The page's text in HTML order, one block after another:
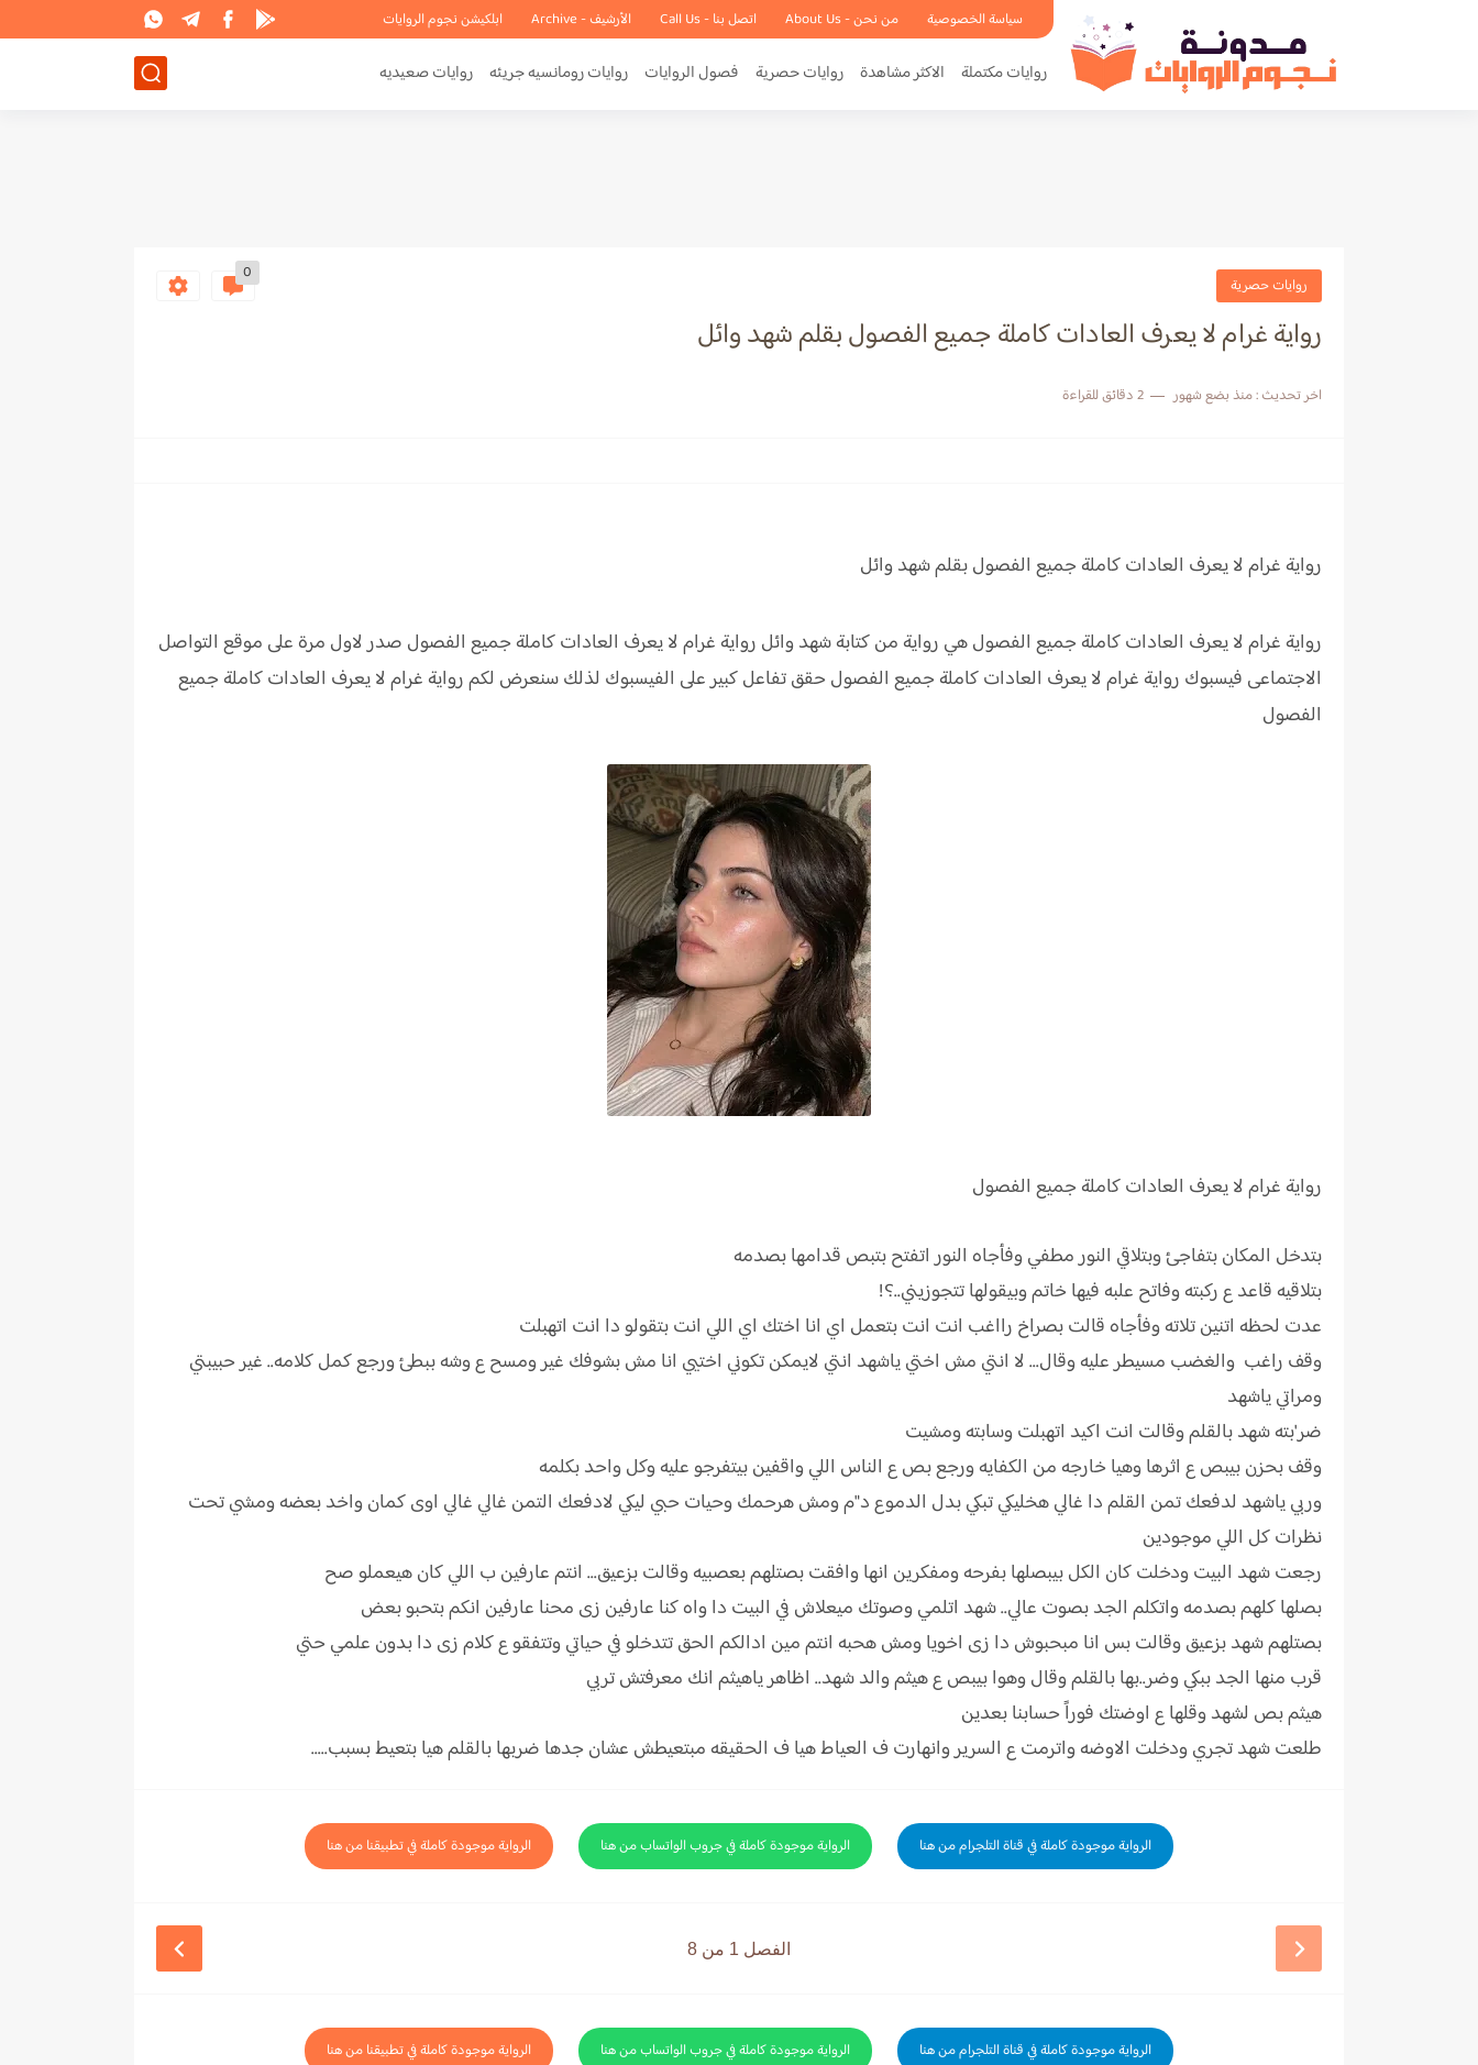
سياسة الخصوصية من نحن - About Us اتصل بنا - Call Us الأرشيف - Archive ابلكيشن نجوم الروايات
روايات مكتملة الاكثر مشاهدة روايات حصرية فصول الروايات روايات رومانسيه جريئه روايات صعيديه
روايات حصرية
0
رواية غرام لا يعرف العادات كاملة جميع الفصول بقلم شهد وائل
اخر تحديث :منذ بضع شهور 2 دقائق للقراءة
رواية غرام لا يعرف العادات كاملة جميع الفصول بقلم شهد وائل
رواية غرام لا يعرف العادات كاملة جميع الفصول هي رواية من كتابة شهد وائل رواية غرام لا يعرف العادات كاملة جميع الفصول صدر لاول مرة على موقع التواصل
الاجتماعى فيسبوك رواية غرام لا يعرف العادات كاملة جميع الفصول حققتفاعل كبير على الفيسبوك لذلك سنعرض لكمرواية غرام لا يعرف العادات كاملة جميع
الفصول
رواية غرام لا يعرف العادات كاملة جميع الفصول
بتدخل المكان بتفاجئ وبتلاقي النور مطفي وفأجاه النور اتفتح بتبص قدامها بصدمه
بتلاقيه قاعد ع ركبته وفاتح علبه فيها خاتم وبيقولها تتجوزيني..؟!
عدت لحظه اتنين تلاته وفأجاه قالت بصراخ رااغب انت انت بتعمل اي انا اختك اي اللي انت بتقولو دا انت اتهبلت
وقف راغب والغضب مسيطر عليه وقال... لا انتي مش اختي ياشهد انتي لايمكن تكوني اختيي انا مش بشوفك غير ومسح ع وشه ببطئ ورجع كمل كلامه.. غير حبيبتي
ومراتي ياشهد
ضر'بته شهد بالقلم وقالت انت اكيد اتهبلت وسابته ومشيت
وقف بحزن بيبص ع اثرها وهيا خارجه من الكفايه ورجع بص ع الناس اللي واقفين بيتفرجو عليه وكل واحد بكلمه
وربي ياشهد لدفعك تمن القلم دا غالي هخليكي تبكي بدل الدموع د"م ومش هرحمك وحيات حبي ليكي لادفعك التمن غالي غالي اوى كمان واخد بعضه ومشي تحت
نظرات كل اللي موجودين
رجعت شهد البيت ودخلت كان الكل بيبصلها بفرحه ومفكرين انها وافقت بصتلهم بعصبيه وقالت بزعيق... انتم عارفين ب اللي كان هيعملو صح
بصلها كلهم بصدمه واتكلم الجد بصوت عالي.. شهد اتلمي وصوتك ميعلاش في البيت دا واه كنا عارفين زى محنا عارفين انكم بتحبو بعض
بصتلهم شهد بزعيق وقالت بس انا مبحبوش دا زى اخويا ومش هحبه انتم مين ادالكم الحق تتدخلو في حياتي وتتفقو ع كلام زى دا بدون علمي حتي
قرب منها الجد ببكي وضر..بها بالقلم وقال وهوا بيبص ع هيثم والد شهد.. اظاهر ياهيثم انك معرفتش تربي
هيثم بص لشهد وقلها ع اوضتك فوراً حسابنا بعدين
طلعت شهد تجري ودخلت الاوضه واترمت ع السرير وانهارت ف العياط هيا ف الحقيقه مبتعيطش عشان جدها ضربها بالقلم هيا بتعيط بسبب.....
الرواية موجودة كاملة في قناة التلجرام من هنا الرواية موجودة كاملة في جروب الواتساب من هنا الرواية موجودة كاملة في تطبيقنا من هنا
الفصل 1 من 8
الرواية موجودة كاملة في قناة التلجرام من هنا الرواية موجودة كاملة في جروب الواتساب من هنا الرواية موجودة كاملة في تطبيقنا من هنا